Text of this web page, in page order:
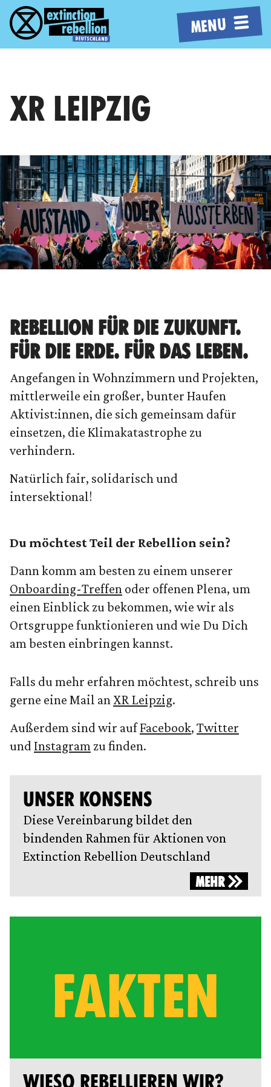
MENU
XR LEIPZIG
REBELLION FÜR DIE ZUKUNFT.
FÜR DIE ERDE. FÜR DAS LEBEN.
Angefangen in Wohnzimmern und Projekten,
mittlerweile ein großer, bunter Haufen
Aktivist:innen, die sich gemeinsam dafür
einsetzen, die Klimakatastrophe zu
verhindern.
Natürlich fair, solidarisch und
intersektional!
Du möchtest Teil der Rebellion sein?
Dann komm am besten zu einem unserer
Onboarding-Treffen oder offenen Plena, um
einen Einblick zu bekommen, wie wir als
Ortsgruppe funktionieren und wie Du Dich
am besten einbringen kannst.
Falls du mehr erfahren möchtest, schreib uns
gerne eine Mail an XR Leipzig.
Außerdem sind wir aufFacebook, Twitter
und Instagram zu finden.
UNSER KONSENS
Diese Vereinbarung bildet den
bindenden Rahmen für Aktionen von
Extinction Rebellion Deutschland
MEHR
FAKTEN
WIESO REBELLIEREN WIR?